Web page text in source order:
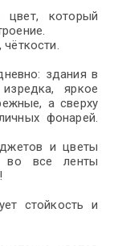
который
здания в
яркое
а сверху
фонарей.
и цветы
во все ленты
стойкость и